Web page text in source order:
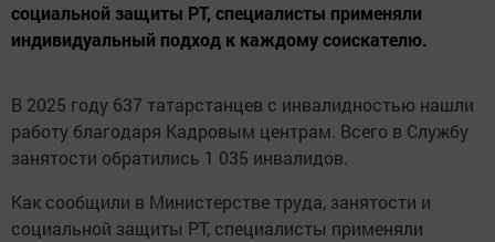
социальной защиты РТ, специалисты применяли
индивидуальный подход к каждому соискателю.
В 2025 году 637 татарстанцев с инвалидностью нашли
работу благодаря Кадровым центрам. Всего в Службу
занятости обратились 1 035 инвалидов.
Как сообщили в Министерстве труда, занятости и
социальной защиты РТ, специалисты применяли